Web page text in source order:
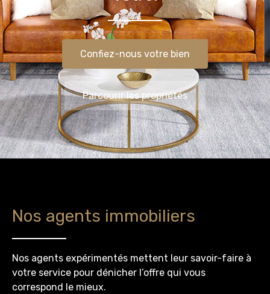
Confiez-nous votre bien
Parcourir les propriétés
Nos agents immobiliers
Nos agents expérimentés mettent leur savoir-faire à
votre service pour dénicher l’offre qui vous
correspond le mieux.